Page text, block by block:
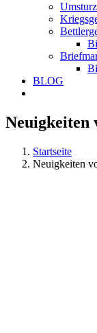
BLOG
Neuigkeiten
Startseite
Neuigkeiten